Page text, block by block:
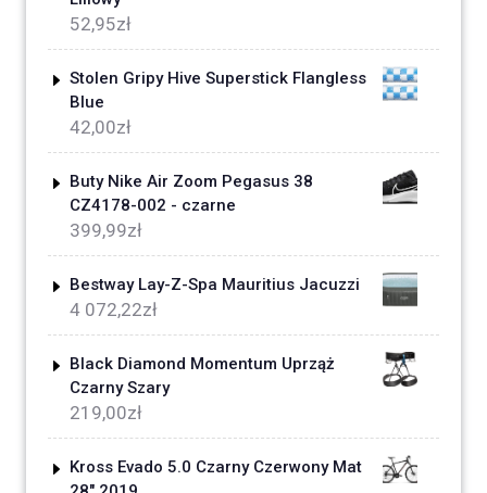
52,95zł
Stolen Gripy Hive Superstick Flangless
Blue
42,00zł
Buty Nike Air Zoom Pegasus 38
CZ4178-002 - czarne
399,99zł
Bestway Lay-Z-Spa Mauritius Jacuzzi
4 072,22zł
Black Diamond Momentum Uprząż
Czarny Szary
219,00zł
Kross Evado 5.0 Czarny Czerwony Mat